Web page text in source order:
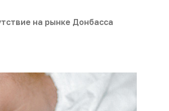
на рынке Донбасса